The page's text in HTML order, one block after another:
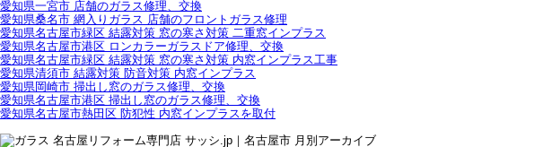
愛知県一宮市 店舗のガラス修理、交換
愛知県桑名市 網入りガラス 店舗のフロントガラス修理
愛知県名古屋市緑区 結露対策 窓の寒さ対策 二重窓インプラス
愛知県名古屋市港区 ロンカラーガラスドア修理、交換
愛知県名古屋市緑区 結露対策 窓の寒さ対策 内窓インプラス工事
愛知県清須市 結露対策 防音対策 内窓インプラス
愛知県岡崎市 掃出し窓のガラス修理、交換
愛知県名古屋市港区 掃出し窓のガラス修理、交換
愛知県名古屋市熱田区 防犯性 内窓インプラスを取付